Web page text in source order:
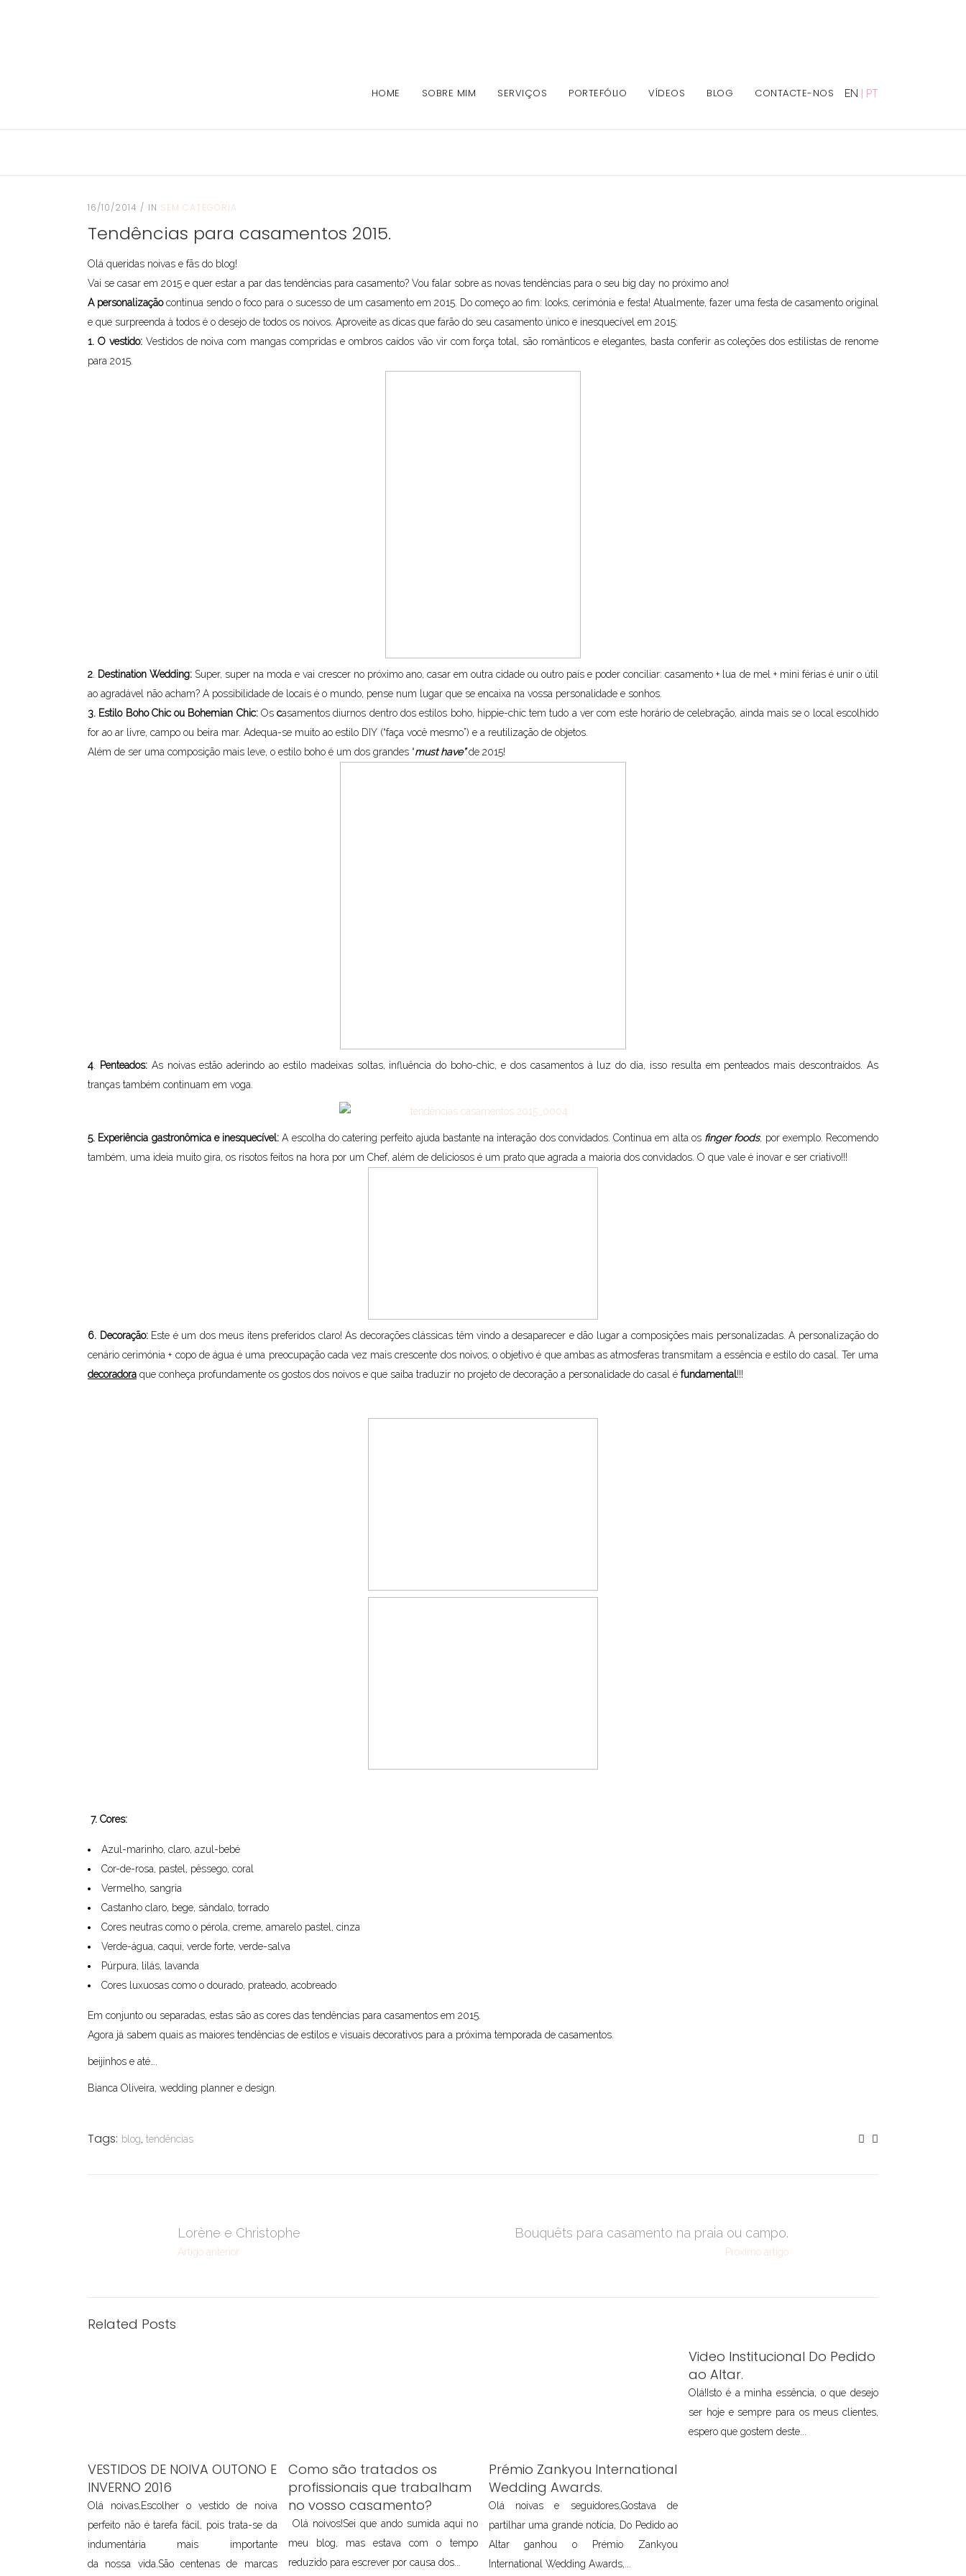
HOME SOBRE MIM SERVIÇOS PORTEFÓLIO VÍDEOS BLOG CONTACTE-NOS EN | PT
16/10/2014 IN SEM CATEGORIA
Tendências para casamentos 2015.
Olá queridas noivas e fãs do blog!
Vai se casar em 2015 e quer estar a par das tendências para casamento? Vou falar sobre as novas tendências para o seu big day no próximo ano!
A personalizaçãocontinua sendo o foco para o sucesso de um casamento em 2015. Do começo ao fim: looks, cerimónia e festa! Atualmente, fazer uma festa de casamento original
e que surpreenda à todos é o desejo de todos os noivos. Aproveite as dicas que farão do seu casamento único e inesquecível em 2015:
1. O vestido: Vestidos de noiva com mangas compridas e ombros caídos vão vir com força total, são românticos e elegantes, basta conferir as coleções dos estilistas de renome
para 2015.
2 Destination Wedding: Super, super na moda e vai crescer no próximo ano, casar em outra cidade ou outro país e poder conciliar: casamento + lua de mel + mini férias é unir o útil
ao agradável não acham? A possibilidade de locais é o mundo, pense num lugar que se encaixa na vossa personalidade e sonhos.
3. Estilo Boho Chic ou Bohemian Chic: Oscasamentos diurnos dentro dos estilos boho, hippie-chic tem tudo a ver com este horário de celebração, ainda mais se o local escolhido
for ao ar livre, campo ou beira mar. Adequa-se muito ao estilo DIY (“faça você mesmo”) e a reutilização de objetos.
Além de ser uma composição mais leve, o estilo boho é um dos grandes “must have”de 2015!
4 Penteados:As noivas estão aderindo ao estilo madeixas soltas, influência do boho-chic, e dos casamentos à luz do dia, isso resulta em penteados mais descontraídos. As
tranças também continuam em voga.
5. Experiência gastronômica e inesquecível:A escolha do catering perfeito ajuda bastante na interação dos convidados. Continua em alta os finger foods, por exemplo. Recomendo
também, uma ideia muito gira, os risotos feitos na hora por um Chef, além de deliciosos é um prato que agrada a maioria dos convidados. O que vale é inovar e ser criativo!!!
6. Decoração:Este é um dos meus itens preferidos claro! As decorações clássicas têm vindo a desaparecer e dão lugar a composições mais personalizadas. A personalização do
cenário cerimónia + copo de água é uma preocupação cada vez mais crescente dos noivos, o objetivo é que ambas as atmosferas transmitam a essência e estilo do casal. Ter uma
decoradora que conheça profundamente os gostos dos noivos e que saiba traduzir no projeto de decoração a personalidade do casal é fundamental!!!
7. Cores:
Azul-marinho, claro, azul-bebé
Cor-de-rosa, pastel, pêssego, coral
Vermelho, sangria
Castanho claro, bege, sândalo, torrado
Cores neutras como o pérola, creme, amarelo pastel, cinza
Verde-água, caqui, verde forte, verde-salva
Púrpura, lilás, lavanda
Cores luxuosas como o dourado, prateado, acobreado
Em conjunto ou separadas, estas são as cores das tendências para casamentos em 2015.
Agora já sabem quais as maiores tendências de estilos e visuais decorativos para a próxima temporada de casamentos.
beijinhos e até….
Bianca Oliveira, wedding planner e design.
Tags: blog, tendências
Lorène e Christophe
Artigo anterior
Bouquêts para casamento na praia ou campo.
Próximo artigo
Related Posts
VESTIDOS DE NOIVA OUTONO E
INVERNO 2016
Olá noivas,Escolher o vestido de noiva
perfeito não é tarefa fácil, pois trata-se da
indumentária mais importante
da nossa vida.São centenas de marcas
Como são tratados os
profissionais que trabalham
no vosso casamento?
Olá noivos!Sei que ando sumida aqui no
meu blog, mas estava com o tempo
reduzido para escrever por causa dos...
Prémio Zankyou International
Wedding Awards.
Olá noivas e seguidores,Gostava de
partilhar uma grande notícia, Do Pedido ao
Altar ganhou o Prémio Zankyou
International Wedding Awards,...
Video Institucional Do Pedido
ao Altar.
Olá!Isto é a minha essência, o que desejo
ser hoje e sempre para os meus clientes,
espero que gostem deste...